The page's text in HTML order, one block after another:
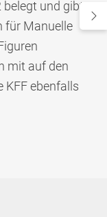
und gibt
für Manuelle
mit auf den
KFF ebenfalls